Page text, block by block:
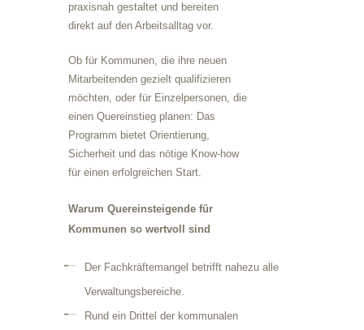
praxisnah gestaltet und bereiten
direkt auf den Arbeitsalltag vor.
Ob für Kommunen, die ihre neuen
Mitarbeitenden gezielt qualifizieren
möchten, oder für Einzelpersonen, die
einen Quereinstieg planen: Das
Programm bietet Orientierung,
Sicherheit und das nötige Know-how
für einen erfolgreichen Start.
Warum Quereinsteigende für
Kommunen so wertvoll sind
Der Fachkräftemangel betrifft nahezu alle
Verwaltungsbereiche.
Rund ein Drittel der kommunalen